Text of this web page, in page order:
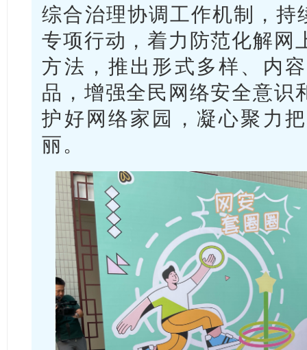
综合治理协调工作机制，持
专项行动，着力防范化解网
方法，推出形式多样、内
品，增强全民网络安全意识
护好网络家园，凝心聚力
丽。